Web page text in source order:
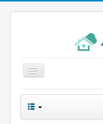
Главная
Новости правления